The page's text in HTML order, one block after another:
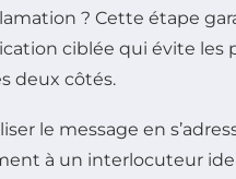
? Cette étape
ciblée qui évite les
deux côtés.
le message en
à un interlocuteur